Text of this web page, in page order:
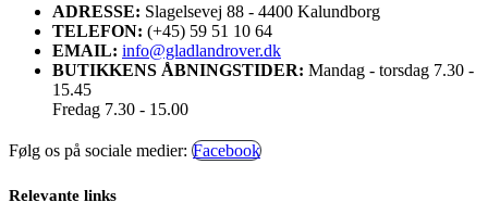
ADRESSE: Slagelsevej 88 - 4400 Kalundborg
TELEFON: (+45) 59 51 10 64
EMAIL: info@gladlandrover.dk
BUTIKKENS ÅBNINGSTIDER: Mandag - torsdag 7.30 -
15.45
Fredag 7.30 - 15.00
Følg os på sociale medier: Facebook
Relevante links